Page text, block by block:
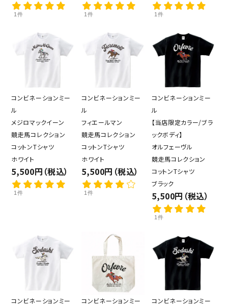
1件 1件 1件
コンビネーションミー
ル
メジロマックイーン
競走馬コレクション
コットンTシャツ
ホワイト
5,500円（税込）
1件
コンビネーションミー
ル
フィエールマン
競走馬コレクション
コットンTシャツ
ホワイト
5,500円（税込）
1件
コンビネーションミー
ル
【当店限定カラー/ブラ
ックボディ】
オルフェーヴル
競走馬コレクション
コットンTシャツ
ブラック
5,500円（税込）
1件
コンビネーションミー コンビネーションミー コンビネーションミー